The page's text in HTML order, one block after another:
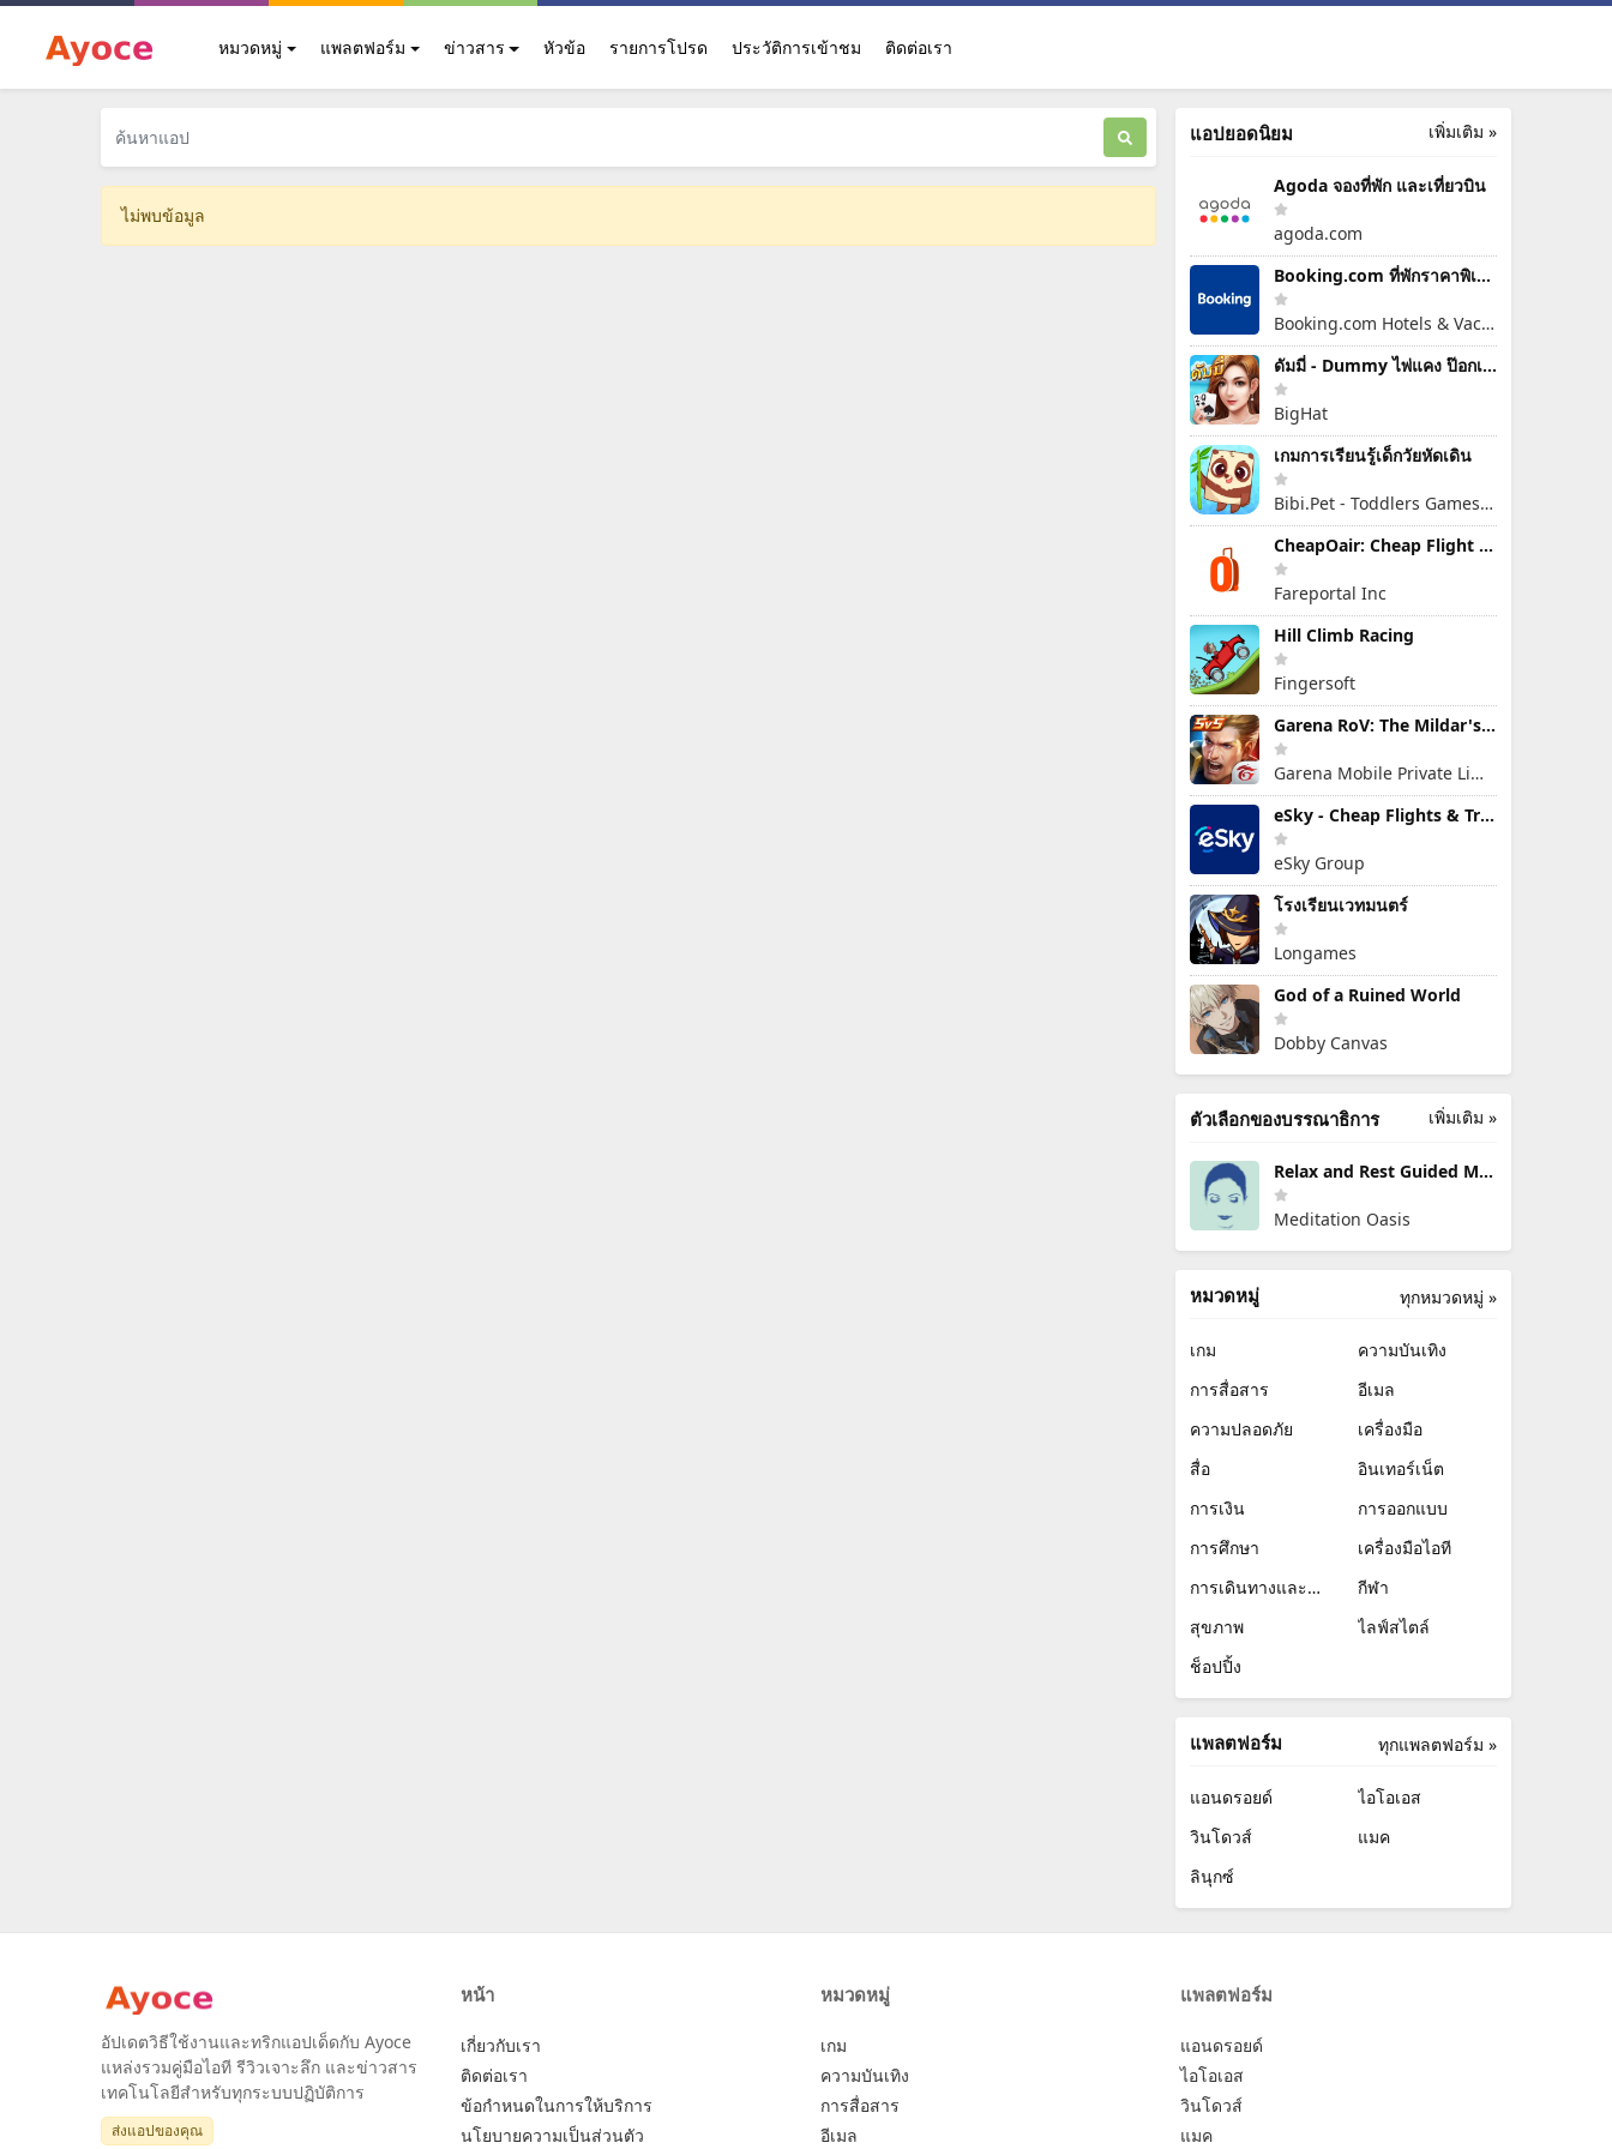
หมวดหมู่ แพลตฟอร์ม ข่าวสาร หัวข้อ รายการโปรด ประวัติการเข้าชม ติดต่อเรา
ไม่พบข้อมูล
เพิ่มเติม »
แอปยอดนิยม
Agoda จองที่พัก และเที่ยวบิน
agoda.com
Booking.com ที่พักราคาพิเศษ
Booking.com Hotels & Vacation Rentals
ดัมมี่ - Dummy ไพ่แคง ป๊อกเด้ง
BigHat
เกมการเรียนรู้เด็กวัยหัดเดิน
Bibi.Pet - Toddlers Games - Colors and Shapes
CheapOair: Cheap Flight Deals
Fareportal Inc
Hill Climb Racing
Fingersoft
Garena RoV: The Mildar's Rise
Garena Mobile Private Limited
eSky - Cheap Flights & Travel
eSky Group
โรงเรียนเวทมนตร์
Longames
God of a Ruined World
Dobby Canvas
เพิ่มเติม »
ตัวเลือกของบรรณาธิการ
Relax and Rest Guided Meditations
Meditation Oasis
ทุกหมวดหมู่ »
หมวดหมู่
เกม
ความบันเทิง
การสื่อสาร
อีเมล
ความปลอดภัย
เครื่องมือ
สื่อ
อินเทอร์เน็ต
การเงิน
การออกแบบ
การศึกษา
เครื่องมือไอที
การเดินทางและข้อมูลท้องถิ่น
กีฬา
สุขภาพ
ไลฟ์สไตล์
ช็อปปิ้ง
ทุกแพลตฟอร์ม »
แพลตฟอร์ม
แอนดรอยด์
ไอโอเอส
วินโดวส์
แมค
ลินุกซ์
อัปเดตวิธีใช้งานและทริกแอปเด็ดกับ Ayoce
แหล่งรวมคู่มือไอที รีวิวเจาะลึก และข่าวสาร
เทคโนโลยีสำหรับทุกระบบปฏิบัติการ
ส่งแอปของคุณ
หน้า
เกี่ยวกับเรา
ติดต่อเรา
ข้อกำหนดในการให้บริการ
นโยบายความเป็นส่วนตัว
หมวดหมู่
เกม
ความบันเทิง
การสื่อสาร
อีเมล
แพลตฟอร์ม
แอนดรอยด์
ไอโอเอส
วินโดวส์
แมค